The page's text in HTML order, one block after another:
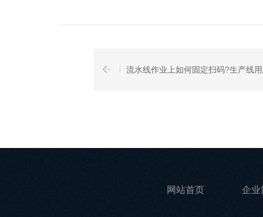
流水线作业上如何固定扫码?生产线
网站首页 企业